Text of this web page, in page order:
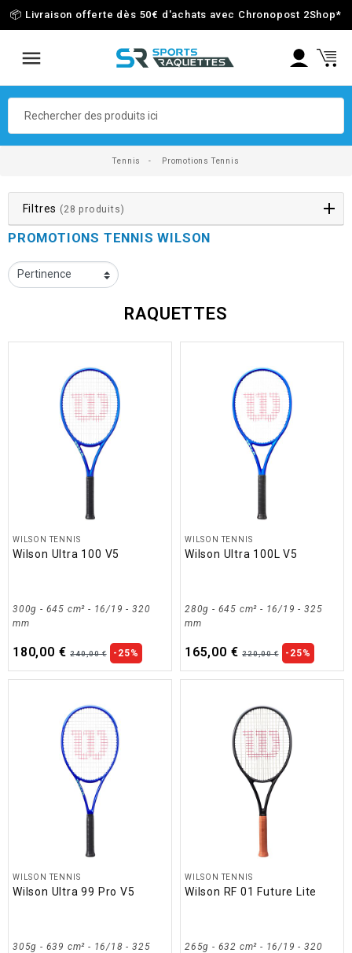
📦 Livraison offerte dès 50€ d'achats avec Chronopost 2Shop*
Tennis Promotions Tennis
Filtres (28 produits)
PROMOTIONS TENNIS WILSON
RAQUETTES
WILSON TENNIS
Wilson Ultra 100 V5
300g - 645 cm² - 16/19 - 320
mm
180,00 € 240,00 € -25%
WILSON TENNIS
Wilson Ultra 100L V5
280g - 645 cm² - 16/19 - 325
mm
165,00 € 220,00 € -25%
WILSON TENNIS
Wilson Ultra 99 Pro V5
305g - 639 cm² - 16/18 - 325
WILSON TENNIS
Wilson RF 01 Future Lite
265g - 632 cm² - 16/19 - 320